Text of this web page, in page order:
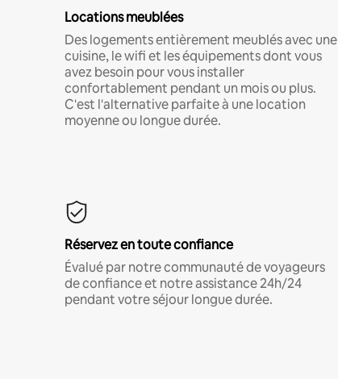
Locations meublées
Des logements entièrement meublés avec une
cuisine, le wifi et les équipements dont vous
avez besoin pour vous installer
confortablement pendant un mois ou plus.
C'est l'alternative parfaite à une location
moyenne ou longue durée.
Réservez en toute confiance
Évalué par notre communauté de voyageurs
de confiance et notre assistance 24h/24
pendant votre séjour longue durée.